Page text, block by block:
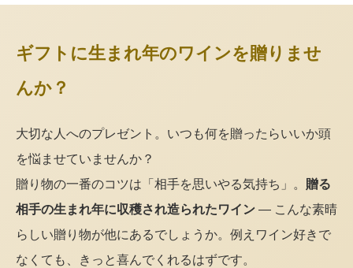
ギフトに生まれ年のワインを贈りませ
んか？
大切な人へのプレゼント。いつも何を贈ったらいいか頭
を悩ませていませんか？
贈り物の一番のコツは「相手を思いやる気持ち」。 贈る
相手の生まれ年に収穫され造られたワイン — こんな素晴
らしい贈り物が他にあるでしょうか。例えワイン好きで
なくても、きっと喜んでくれるはずです。